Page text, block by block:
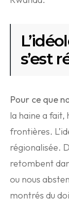
s’est
Pour ce que
la haine a fait,
frontières.
régionalisée.
retombent
ou nous
montrés du